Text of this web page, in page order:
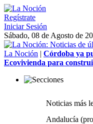
Regístrate
Iniciar Sesión
Sábado, 08 de Agosto de
La Noción | Córdoba ya
Ecovivienda para
Noticias más
Andalucía